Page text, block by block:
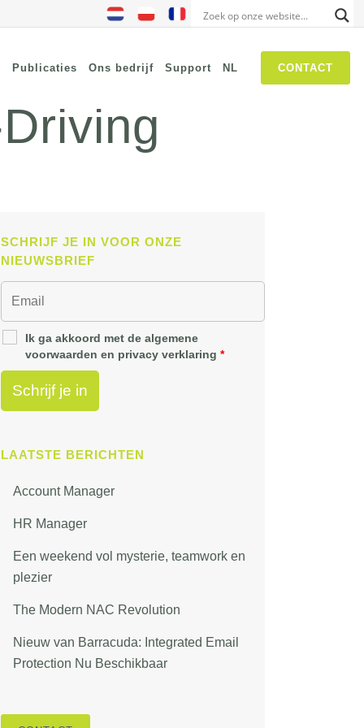
CONTACT
Publicaties Ons bedrijf Support NL
SCHRIJF JE IN VOOR ONZE
NIEUWSBRIEF
Ik ga akkoord met de algemene
voorwaarden en privacy verklaring*
LAATSTE BERICHTEN
Account Manager
HR Manager
Een weekend vol mysterie, teamwork en
plezier
The Modern NAC Revolution
Nieuw van Barracuda: Integrated Email
Protection Nu Beschikbaar